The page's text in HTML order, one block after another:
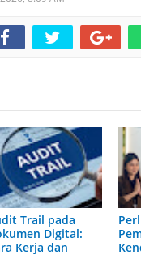
Trail pada
Digital:
Kerja dan
Untuk